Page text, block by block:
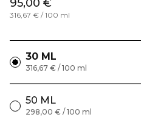
95,00 €
316,67 € / 100 ml
30 ML
316,67 € / 100 ml
50 ML
298,00 € / 100 ml